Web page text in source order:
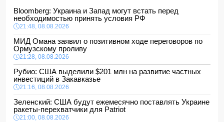
Bloomberg: Украина и Запад могут встать перед
необходимостью принять условия РФ
21:48, 08.08.2026
МИД Омана заявил о позитивном ходе переговоров по
Ормузскому проливу
21:28, 08.08.2026
Рубио: США выделили $201 млн на развитие частных
инвестиций в Закавказье
21:16, 08.08.2026
Зеленский: США будут ежемесячно поставлять Украине
ракеты-перехватчики для Patriot
21:00, 08.08.2026